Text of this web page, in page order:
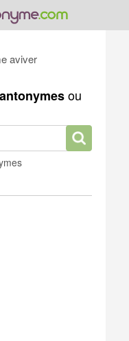
aviver
antonymesou